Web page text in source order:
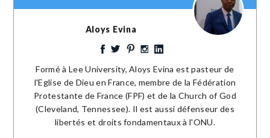
Aloys Evina
Formé à Lee University, Aloys Evina est pasteur de
l'Eglise de Dieu en France, membre de la Fédération
Protestante de France (FPF) et de la Church of God
(Cleveland, Tennessee). Il est aussi défenseur des
libertés et droits fondamentaux à l'ONU.